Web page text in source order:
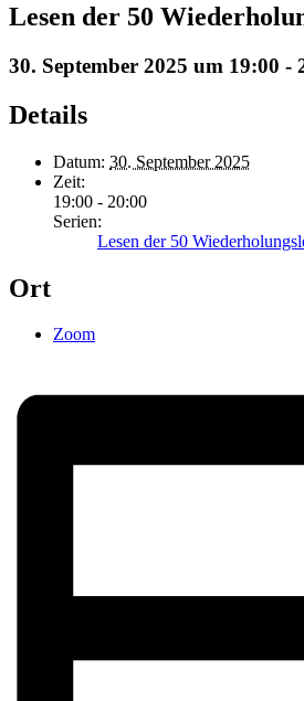
Lesen der 50
30. September 2025 um 19:00 -
Details
Datum: 30. September 2025
Zeit:
19:00 - 20:00
Serien:
Lesen der 50
Ort
Zoom